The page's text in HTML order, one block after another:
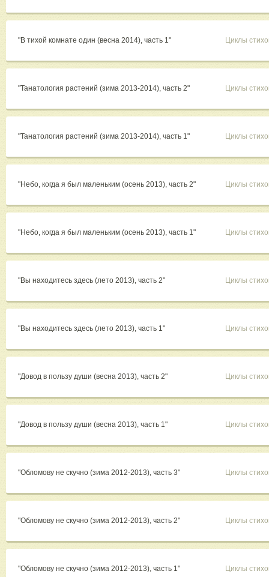
"В тихой комнате один (весна 2014), часть 1" Циклы
"Танатология растений (зима 2013-2014), часть 2" Циклы
"Танатология растений (зима 2013-2014), часть 1" Циклы
"Небо, когда я был маленьким (осень 2013), часть 2" Циклы
"Небо, когда я был маленьким (осень 2013), часть 1" Циклы
"Вы находитесь здесь (лето 2013), часть 2" Циклы
"Вы находитесь здесь (лето 2013), часть 1" Циклы
"Довод в пользу души (весна 2013), часть 2" Циклы
"Довод в пользу души (весна 2013), часть 1" Циклы
"Обломову не скучно (зима 2012-2013), часть 3" Циклы
"Обломову не скучно (зима 2012-2013), часть 2" Циклы
"Обломову не скучно (зима 2012-2013), часть 1" Циклы